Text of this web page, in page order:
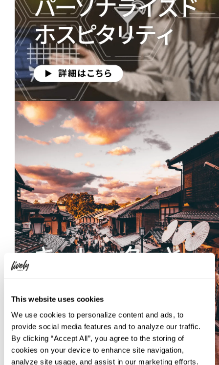
This website uses cookies
We use cookies to personalize content and ads, to
provide social media features and to analyze our traffic.
By clicking “Accept All”, you agree to the storing of
cookies on your device to enhance site navigation,
analyze site usage, and assist in our marketing efforts.